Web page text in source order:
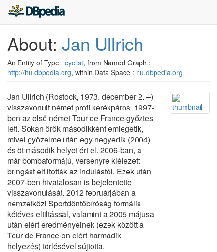
About: Jan Ullrich
An Entity of Type : cyclist, from Named Graph :
http://hu.dbpedia.org, within Data Space : hu.dbpedia.org
Jan Ullrich (Rostock, 1973. december 2. –)
visszavonult német profi kerékpáros. 1997-
ben az első német Tour de France-győztes
lett. Sokan örök másodikként emlegetik,
mivel győzelme után egy negyedik (2004)
és öt második helyet ért el. 2006-ban, a
már bombaformájú, versenyre kiélezett
bringást eltiltották az indulástól. Ezek után
2007-ben hivatalosan is bejelentette
visszavonulását. 2012 februárjában a
nemzetközi Sportdöntőbíróság formális
kétéves eltiltással, valamint a 2005 májusa
után elért eredményeinek (ezek között a
Tour de France-on elért harmadik
helyezés) törlésével sújtotta.